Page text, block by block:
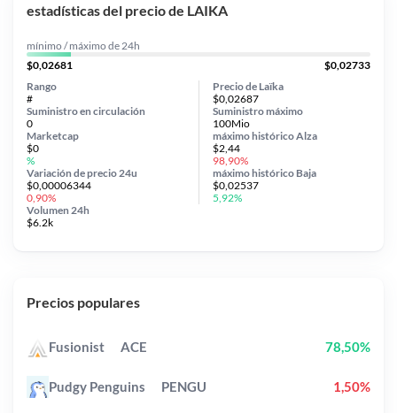
estadísticas del precio de LAIKA
mínimo / máximo de 24h
$0,02681
$0,02733
Precio de Laïka
$0,02687
Suministro en circulación
0
Variación de precio 24u
$0,00006344
0,90%
Suministro máximo
100Mio
Marketcap
$0
%
Volumen 24h
$6.2k
Rango
#
máximo históricoAlza
$2,44
98,90%
máximo histórico Baja
$0,02537
5,92%
Precios populares
Fusionist ACE 78,50%
Pudgy Penguins PENGU 1,50%